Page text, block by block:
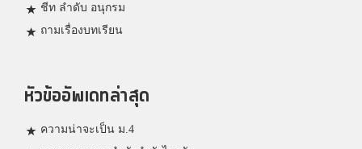
ชีท ลำดับ อนุกรม
ถามเรื่องบทเรียน
หัวข้ออัพเดทล่าสุด
ความน่าจะเป็น ม.4